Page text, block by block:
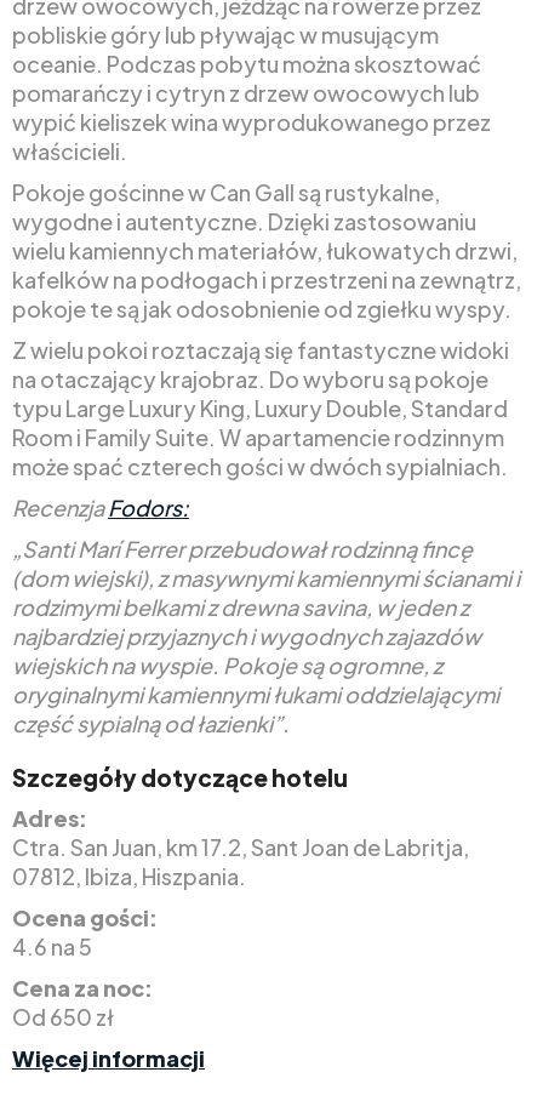
pobliskie góry lub pływając w musującym
oceanie. Podczas pobytu można skosztować
pomarańczy i cytryn z drzew owocowych lub
wypić kieliszek wina wyprodukowanego przez
właścicieli.
Pokoje gościnne w Can Gall są rustykalne,
wygodne i autentyczne. Dzięki zastosowaniu
wielu kamiennych materiałów, łukowatych drzwi,
kafelków na podłogach i przestrzeni na zewnątrz,
pokoje te są jak odosobnienie od zgiełku wyspy.
Z wielu pokoi roztaczają się fantastyczne widoki
na otaczający krajobraz. Do wyboru są pokoje
typu Large Luxury King, Luxury Double, Standard
Room i Family Suite. W apartamencie rodzinnym
może spać czterech gości w dwóch sypialniach.
RecenzjaFodors:
„Santi Marí Ferrer przebudował rodzinną fincę
(dom wiejski), z masywnymi kamiennymi ścianami i
rodzimymi belkami z drewna savina, w jeden z
najbardziej przyjaznych i wygodnych zajazdów
wiejskich na wyspie. Pokoje są ogromne, z
oryginalnymi kamiennymi łukami oddzielającymi
część sypialną od łazienki”.
Szczegóły dotyczące hotelu
Adres:
Ctra. San Juan, km 17.2, Sant Joan de Labritja,
07812, Ibiza, Hiszpania.
Ocena gości:
4.6 na 5
Cena za noc:
Od 650 zł
Więcej informacji